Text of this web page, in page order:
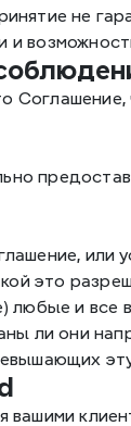
не
и
или
это
любые и
ли они
вашими